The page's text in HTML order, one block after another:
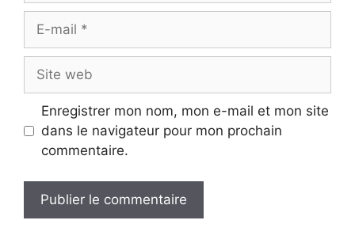
Site
web
Enregistrer mon nom, mon e-mail et mon site
dans le navigateur pour mon prochain
commentaire.